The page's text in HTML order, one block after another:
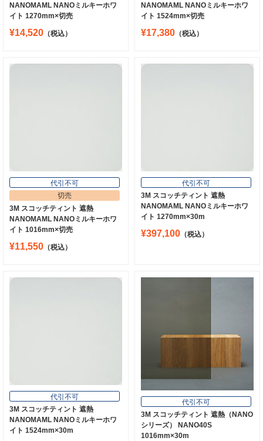
NANOMAML NANOミルキーホワ
イト 1270mm×切売
¥14,520 （税込）
NANOMAML NANOミルキーホワ
イト 1524mm×切売
¥17,380 （税込）
代引不可
切売
3M スコッチティント 遮熱
NANOMAML NANOミルキーホワ
イト 1016mm×切売
¥11,550 （税込）
代引不可
3M スコッチティント 遮熱
NANOMAML NANOミルキーホワ
イト 1270mm×30m
¥397,100 （税込）
代引不可
3M スコッチティント 遮熱
NANOMAML NANOミルキーホワ
イト 1524mm×30m
代引不可
3M スコッチティント 遮熱（NANO
シリーズ） NANO40S
1016mm×30m